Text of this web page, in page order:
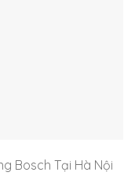
Bosch Tại Hà Nội